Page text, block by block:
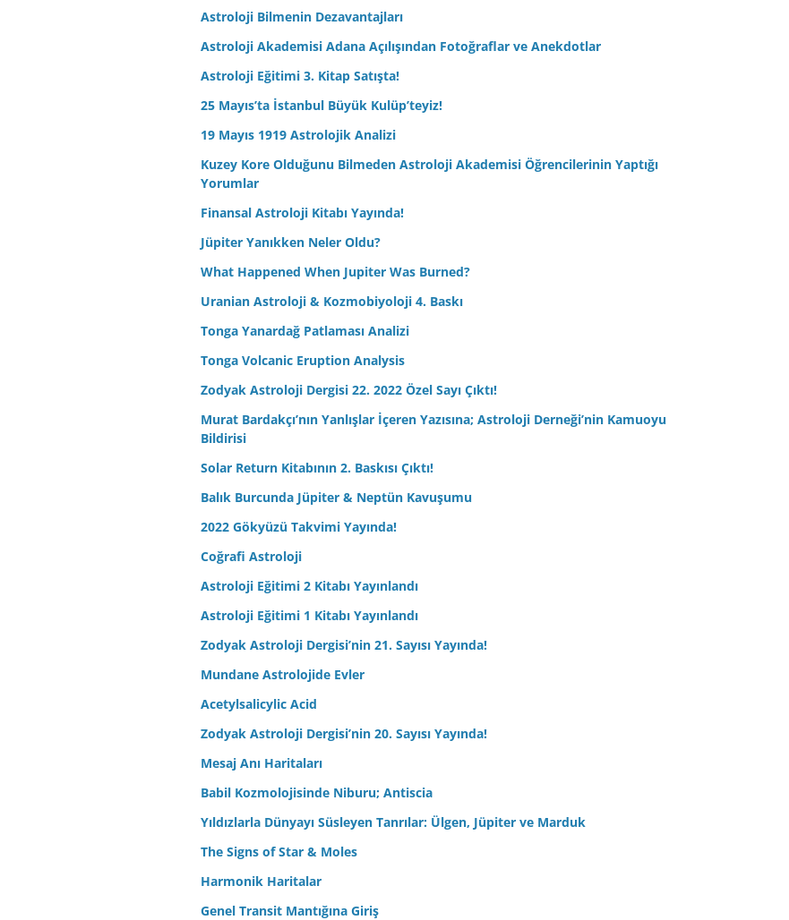
Astroloji Bilmenin Dezavantajları
Astroloji Akademisi Adana Açılışından Fotoğraflar ve Anekdotlar
Astroloji Eğitimi 3. Kitap Satışta!
25 Mayıs’ta İstanbul Büyük Kulüp’teyiz!
19 Mayıs 1919 Astrolojik Analizi
Kuzey Kore Olduğunu Bilmeden Astroloji Akademisi Öğrencilerinin Yaptığı
Yorumlar
Finansal Astroloji Kitabı Yayında!
Jüpiter Yanıkken Neler Oldu?
What Happened When Jupiter Was Burned?
Uranian Astroloji & Kozmobiyoloji 4. Baskı
Tonga Yanardağ Patlaması Analizi
Tonga Volcanic Eruption Analysis
Zodyak Astroloji Dergisi 22. 2022 Özel Sayı Çıktı!
Murat Bardakçı’nın Yanlışlar İçeren Yazısına; Astroloji Derneği’nin Kamuoyu
Bildirisi
Solar Return Kitabının 2. Baskısı Çıktı!
Balık Burcunda Jüpiter & Neptün Kavuşumu
2022 Gökyüzü Takvimi Yayında!
Coğrafi Astroloji
Astroloji Eğitimi 2 Kitabı Yayınlandı
Astroloji Eğitimi 1 Kitabı Yayınlandı
Zodyak Astroloji Dergisi’nin 21. Sayısı Yayında!
Mundane Astrolojide Evler
Acetylsalicylic Acid
Zodyak Astroloji Dergisi’nin 20. Sayısı Yayında!
Mesaj Anı Haritaları
Babil Kozmolojisinde Niburu; Antiscia
Yıldızlarla Dünyayı Süsleyen Tanrılar: Ülgen, Jüpiter ve Marduk
The Signs of Star & Moles
Harmonik Haritalar
Genel Transit Mantığına Giriş